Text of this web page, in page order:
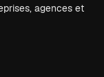
agences et